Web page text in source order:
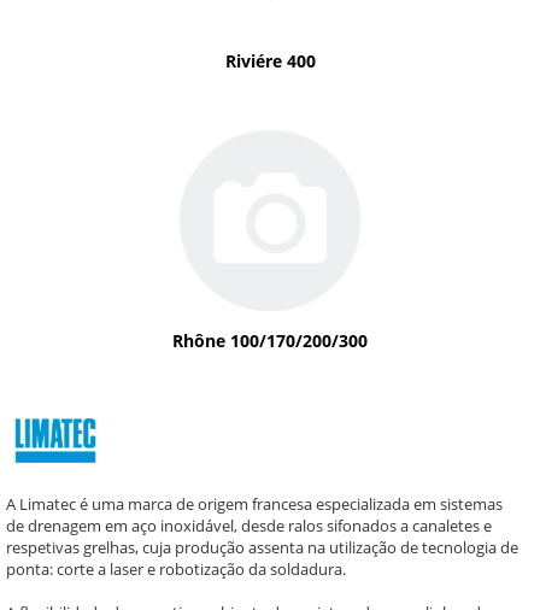
Riviére 400
Rhône 100/170/200/300
A Limatec é uma marca de origem francesa especializada em sistemas
de drenagem em aço inoxidável, desde ralos sifonados a canaletes e
respetivas grelhas, cuja produção assenta na utilização de tecnologia de
ponta: corte a laser e robotização da soldadura.